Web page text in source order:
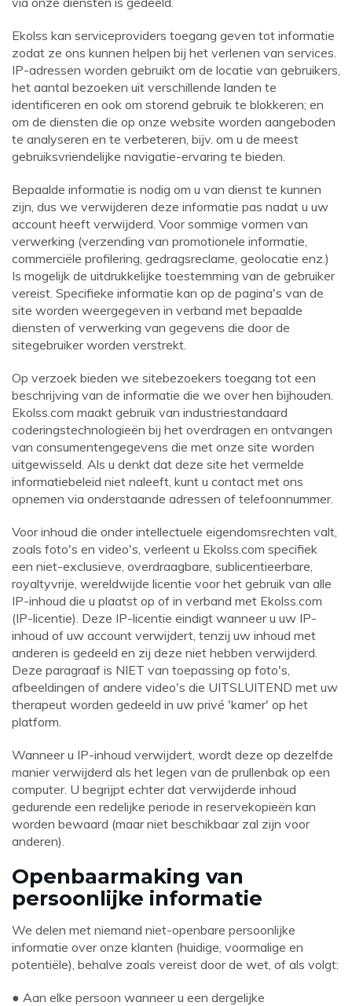
Ekolss kan serviceproviders toegang geven tot informatie
zodat ze ons kunnen helpen bij het verlenen van services.
IP-adressen worden gebruikt om de locatie van gebruikers,
het aantal bezoeken uit verschillende landen te
identificeren en ook om storend gebruik te blokkeren; en
om de diensten die op onze website worden aangeboden
te analyseren en te verbeteren, bijv. om u de meest
gebruiksvriendelijke navigatie-ervaring te bieden.
Bepaalde informatie is nodig om u van dienst te kunnen
zijn, dus we verwijderen deze informatie pas nadat u uw
account heeft verwijderd. Voor sommige vormen van
verwerking (verzending van promotionele informatie,
commerciële profilering, gedragsreclame, geolocatie enz.)
Is mogelijk de uitdrukkelijke toestemming van de gebruiker
vereist. Specifieke informatie kan op de pagina's van de
site worden weergegeven in verband met bepaalde
diensten of verwerking van gegevens die door de
sitegebruiker worden verstrekt.
Op verzoek bieden we sitebezoekers toegang tot een
beschrijving van de informatie die we over hen bijhouden.
Ekolss.com maakt gebruik van industriestandaard
coderingstechnologieën bij het overdragen en ontvangen
van consumentengegevens die met onze site worden
uitgewisseld. Als u denkt dat deze site het vermelde
informatiebeleid niet naleeft, kunt u contact met ons
opnemen via onderstaande adressen of telefoonnummer.
Voor inhoud die onder intellectuele eigendomsrechten valt,
zoals foto's en video's, verleent u Ekolss.com specifiek
een niet-exclusieve, overdraagbare, sublicentieerbare,
royaltyvrije, wereldwijde licentie voor het gebruik van alle
IP-inhoud die u plaatst op of in verband met Ekolss.com
(IP-licentie). Deze IP-licentie eindigt wanneer u uw IP-
inhoud of uw account verwijdert, tenzij uw inhoud met
anderen is gedeeld en zij deze niet hebben verwijderd.
Deze paragraaf is NIET van toepassing op foto's,
afbeeldingen of andere video's die UITSLUITEND met uw
therapeut worden gedeeld in uw privé 'kamer' op het
platform.
Wanneer u IP-inhoud verwijdert, wordt deze op dezelfde
manier verwijderd als het legen van de prullenbak op een
computer. U begrijpt echter dat verwijderde inhoud
gedurende een redelijke periode in reservekopieën kan
worden bewaard (maar niet beschikbaar zal zijn voor
anderen).
Openbaarmaking van
persoonlijke informatie
We delen met niemand niet-openbare persoonlijke
informatie over onze klanten (huidige, voormalige en
potentiële), behalve zoals vereist door de wet, of als volgt:
● Aan elke persoon wanneer u een dergelijke